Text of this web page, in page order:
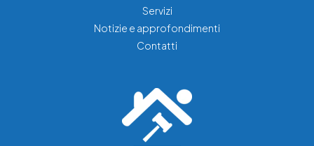
Servizi
Notizie e approfondimenti
Contatti